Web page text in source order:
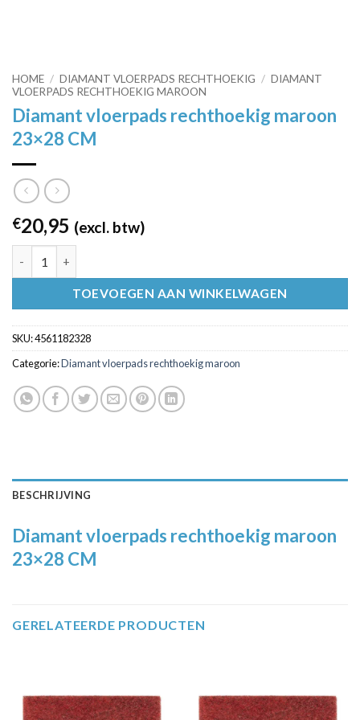
HOME / DIAMANT VLOERPADS RECHTHOEKIG / DIAMANT
VLOERPADS RECHTHOEKIG MAROON
Diamant vloerpads rechthoekig maroon
23×28 CM
€20,95 (excl. btw)
TOEVOEGEN AAN WINKELWAGEN
SKU:4561182328
Categorie:Diamant vloerpads rechthoekig maroon
BESCHRIJVING
Diamant vloerpads rechthoekig maroon
23×28 CM
GERELATEERDE PRODUCTEN